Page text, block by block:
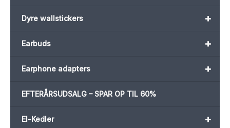
+
Dyre wallstickers
+
Earbuds
+
Earphone adapters
EFTERÅRSUDSALG – SPAR OP TIL 60%
+
El-Kedler